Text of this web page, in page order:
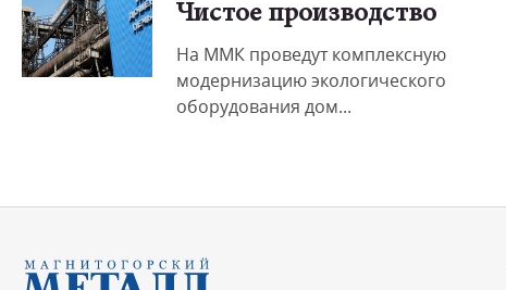
Чистое производство
На ММК проведут комплексную
модернизацию экологического
оборудования дом...